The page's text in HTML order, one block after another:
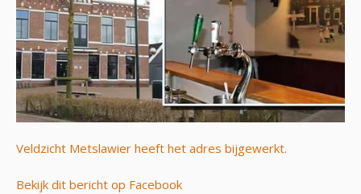
Veldzicht Metslawier heeft het adres bijgewerkt.
Bekijk dit bericht op Facebook